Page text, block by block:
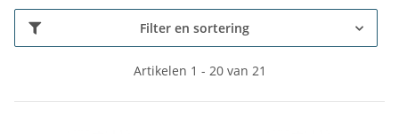
Filter en sortering
Artikelen 1 - 20 van 21